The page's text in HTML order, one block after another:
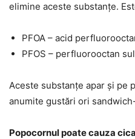
elimine aceste substanțe.
PFOA – acid
PFOS – perfluorooctan
Aceste substanțe apar și pe
anumite gustări ori
Popocornul poate cauza